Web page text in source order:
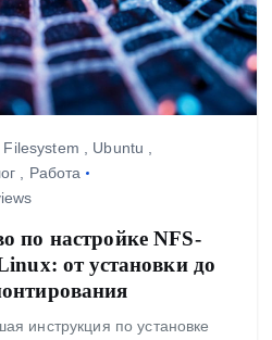
, Ubuntu ,
, Работа
по настройке NFS-
от установки до
инструкция по установке